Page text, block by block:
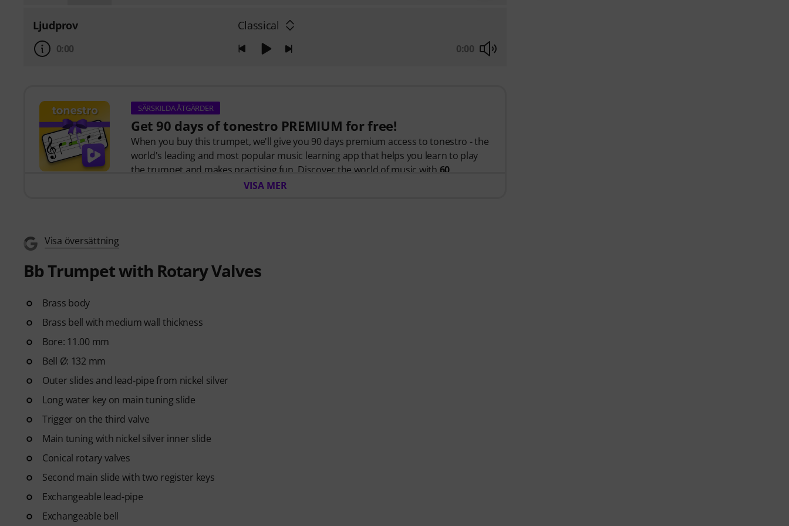
Ljudprov Classical
0:00 0:00
SÄRSKILDA ÅTGÄRDER
Get 90 days of tonestro PREMIUM for free!
When you buy this trumpet, we'll give you 90 days premium access to tonestro - the
world's leading and most popular music learning app that helps you learn to play
the trumpet and makes practising fun. Discover the world of music with 60
interactive step-by-step lessons, over
VISA MER
Visa översättning
Bb Trumpet with Rotary Valves
Brass body
Brass bell with medium wall thickness
Bore: 11.00 mm
Bell Ø: 132 mm
Outer slides and lead-pipe from nickel silver
Long water key on main tuning slide
Trigger on the third valve
Main tuning with nickel silver inner slide
Conical rotary valves
Second main slide with two register keys
Exchangeable lead-pipe
Exchangeable bell